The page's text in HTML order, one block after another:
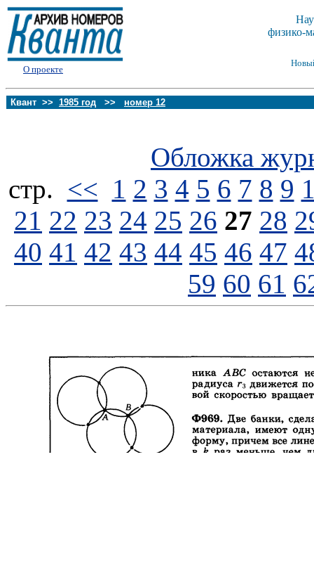
О проекте
физико-
Квант >> 1985 год >> номер 12
Обложка
стp. << 1 2 3 4 5 6 7 8 9
21 22 23 24 25 26 27 28
40 41 42 43 44 45 46 47
59 60 61